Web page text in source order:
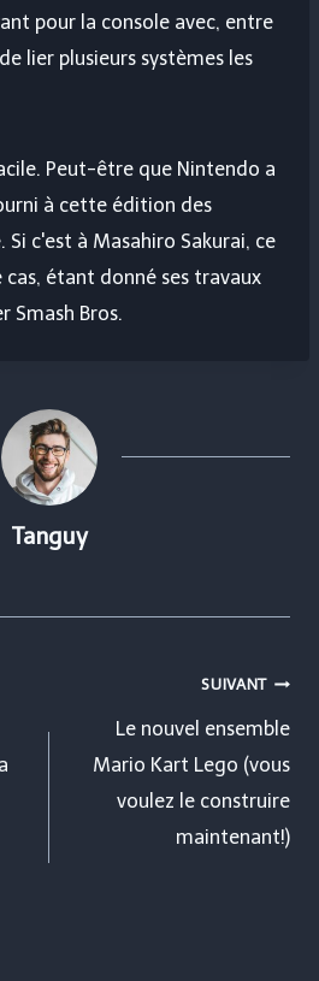
pour la console avec, entre
lier plusieurs systèmes les
Peut-être que Nintendo a
à cette édition des
c'est à Masahiro Sakurai, ce
étant donné ses travaux
Smash Bros.
Tanguy
SUIVANT
Le nouvel ensemble
Mario Kart Lego (vous
voulez le construire
maintenant!)